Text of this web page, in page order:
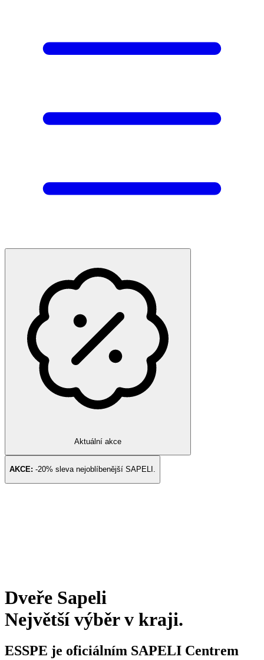
Aktuální akce
AKCE: -20% sleva nejoblíbenější SAPELI .
Dveře Sapeli
Největší výběr v kraji.
ESSPE je oficiálním SAPELI Centrem